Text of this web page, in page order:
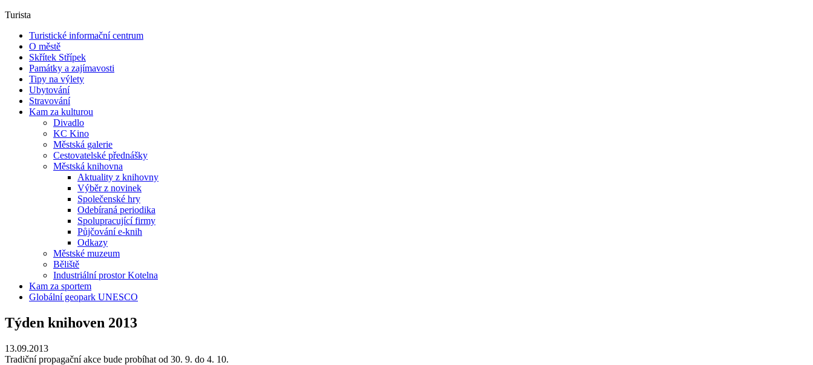
Turista
Turistické informační centrum
O městě
Skřítek Střípek
Památky a zajímavosti
Tipy na výlety
Ubytování
Stravování
Kam za kulturou
Divadlo
KC Kino
Městská galerie
Cestovatelské přednášky
Městská knihovna
Aktuality z knihovny
Výběr z novinek
Společenské hry
Odebíraná periodika
Spolupracující firmy
Půjčování e-knih
Odkazy
Městské muzeum
Běliště
Industriální prostor Kotelna
Kam za sportem
Globální geopark UNESCO
Týden knihoven 2013
13.09.2013
Tradiční propagační akce bude probíhat od 30. 9. do 4. 10.